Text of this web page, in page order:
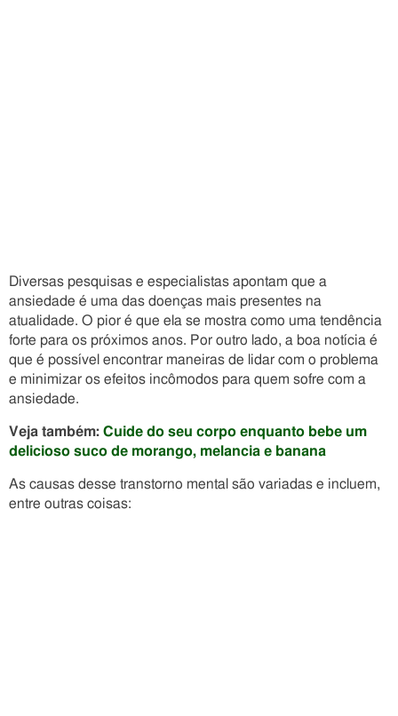
Diversas pesquisas e especialistas apontam que a
ansiedade é uma das doenças mais presentes na
atualidade. O pior é que ela se mostra como uma tendência
forte para os próximos anos. Por outro lado, a boa notícia é
que é possível encontrar maneiras de lidar com o problema
e minimizar os efeitos incômodos para quem sofre com a
ansiedade.
Veja também: Cuide do seu corpo enquanto bebe um
delicioso suco de morango, melancia e banana
As causas desse transtorno mental são variadas e incluem,
entre outras coisas: